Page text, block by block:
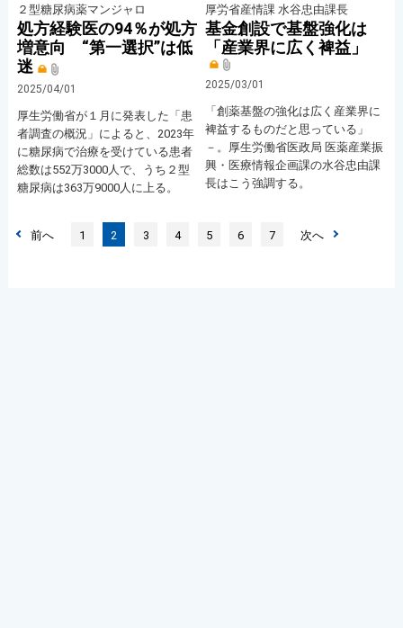
２型糖尿病薬マンジャロ
処方経験医の94％が処方
増意向 “第一選択”は低
迷
2025/04/01
厚生労働省が１月に発表した「患
者調査の概況」によると、2023年
に糖尿病で治療を受けている患者
総数は552万3000人で、うち２型
糖尿病は363万9000人に上る。
厚労省産情課 水谷忠由課長
基金創設で基盤強化は
「産業界に広く裨益」
2025/03/01
「創薬基盤の強化は広く産業界に
裨益するものだと思っている」
－。厚生労働省医政局 医薬産業振
興・医療情報企画課の水谷忠由課
長はこう強調する。
前へ 1 2 3 4 5 6 7 次へ